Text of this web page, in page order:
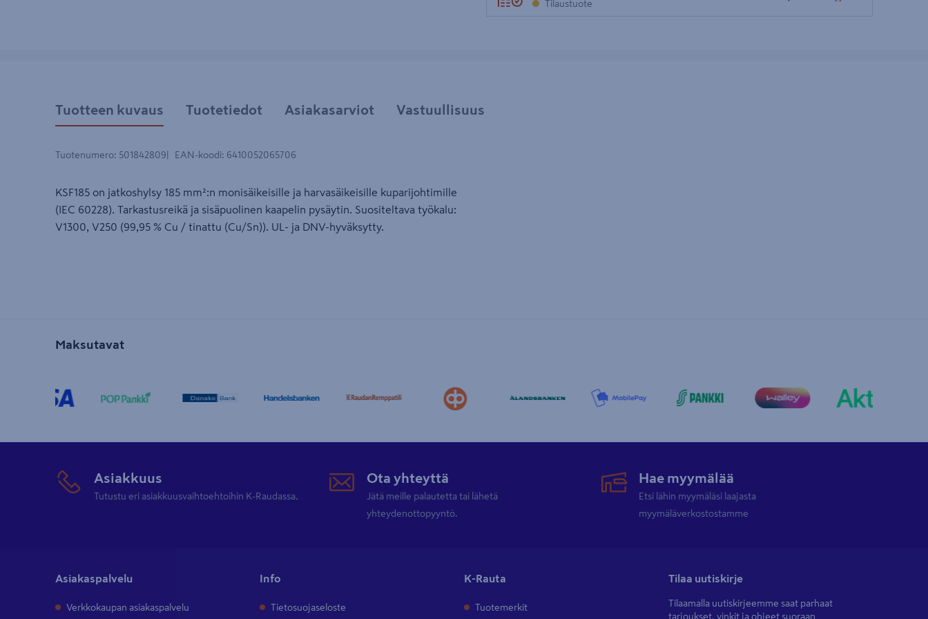
Tilaustuote
Tuotteen kuvaus Tuotetiedot Asiakasarviot Vastuullisuus
Tuotenumero: 501842809 EAN-koodi: 6410052065706
KSF185 on jatkoshylsy 185 mm²:n monisäikeisille ja harvasäikeisille kuparijohtimille
(IEC 60228). Tarkastusreikä ja sisäpuolinen kaapelin pysäytin. Suositeltava työkalu:
V1300, V250 (99,95 % Cu / tinattu (Cu/Sn)). UL- ja DNV-hyväksytty.
Maksutavat
Asiakkuus
Tutustu eri asiakkuusvaihtoehtoihin K-Raudassa.
Ota yhteyttä
Jätä meille palautetta tai lähetä
yhteydenottopyyntö.
Hae myymälää
Etsi lähin myymäläsi laajasta
myymäläverkostostamme
Asiakaspalvelu
Verkkokaupan asiakaspalvelu
Info
Tietosuojaseloste
K-Rauta
Tuotemerkit
Tilaa uutiskirje
Tilaamalla uutiskirjeemme saat parhaat
tarjoukset, vinkit ja ohjeet suoraan